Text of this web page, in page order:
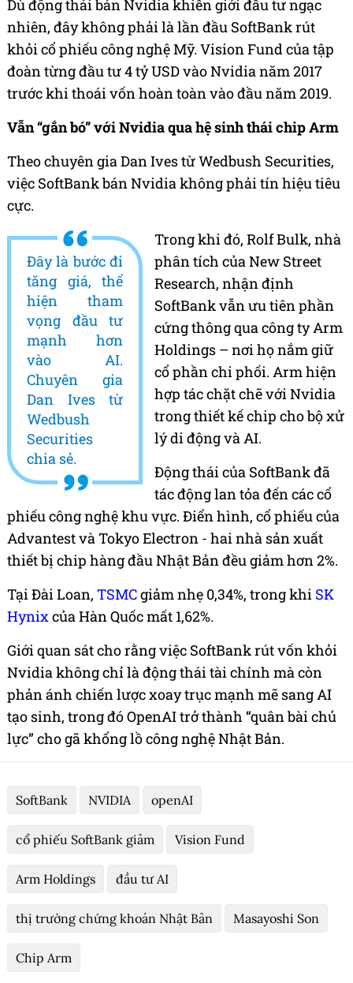
Dù động thái bán Nvidia khiến giới đầu tư ngạc
nhiên, đây không phải là lần đầu SoftBank rút
khỏi cổ phiếu công nghệ Mỹ. Vision Fund của tập
đoàn từng đầu tư 4 tỷ USD vào Nvidia năm 2017
trước khi thoái vốn hoàn toàn vào đầu năm 2019.
Vẫn “gắn bó” với Nvidia qua hệ sinh thái chip Arm
Theo chuyên gia Dan Ives từ Wedbush Securities,
việc SoftBank bán Nvidia không phải tín hiệu tiêu
cực.
Đây là bước đi
tăng giá, thể
hiện tham
vọng đầu tư
mạnh hơn
vào AI.
Chuyên gia
Dan Ives từ
Wedbush
Securities
chia sẻ.
Trong khi đó, Rolf Bulk, nhà
phân tích của New Street
Research, nhận định
SoftBank vẫn ưu tiên phần
cứng thông qua công ty Arm
Holdings – nơi họ nắm giữ
cổ phần chi phối. Arm hiện
hợp tác chặt chẽ với Nvidia
trong thiết kế chip cho bộ xử
lý di động và AI.
Động thái của SoftBank đã
tác động lan tỏa đến các cổ
phiếu công nghệ khu vực. Điển hình, cổ phiếu của
Advantest và Tokyo Electron - hai nhà sản xuất
thiết bị chip hàng đầu Nhật Bản đều giảm hơn 2%.
Tại Đài Loan, TSMCgiảm nhẹ 0,34%, trong khi SK
Hynixcủa Hàn Quốc mất 1,62%.
Giới quan sát cho rằng việc SoftBank rút vốn khỏi
Nvidia không chỉ là động thái tài chính mà còn
phản ánh chiến lược xoay trục mạnh mẽ sang AI
tạo sinh, trong đó OpenAI trở thành “quân bài chủ
lực” cho gã khổng lồ công nghệ Nhật Bản.
SoftBank NVIDIA openAI
cổ phiếu SoftBank giảm Vision Fund
Arm Holdings đầu tư AI
thị trường chứng khoán Nhật Bản Masayoshi Son
Chip Arm